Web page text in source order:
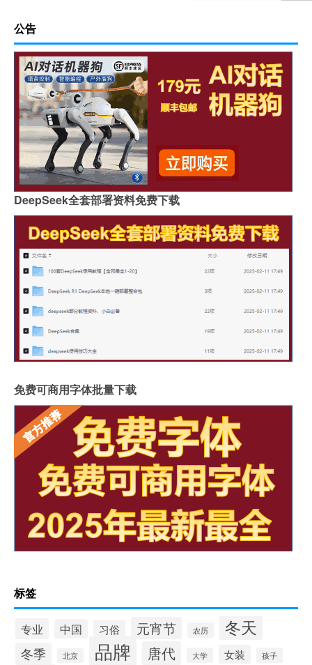
公告
DeepSeek全套部署资料免费下载
免费可商用字体批量下载
标签
专业 中国 习俗 元宵节 农历 冬天
冬季 北京 品牌 唐代 大学 女装 孩子